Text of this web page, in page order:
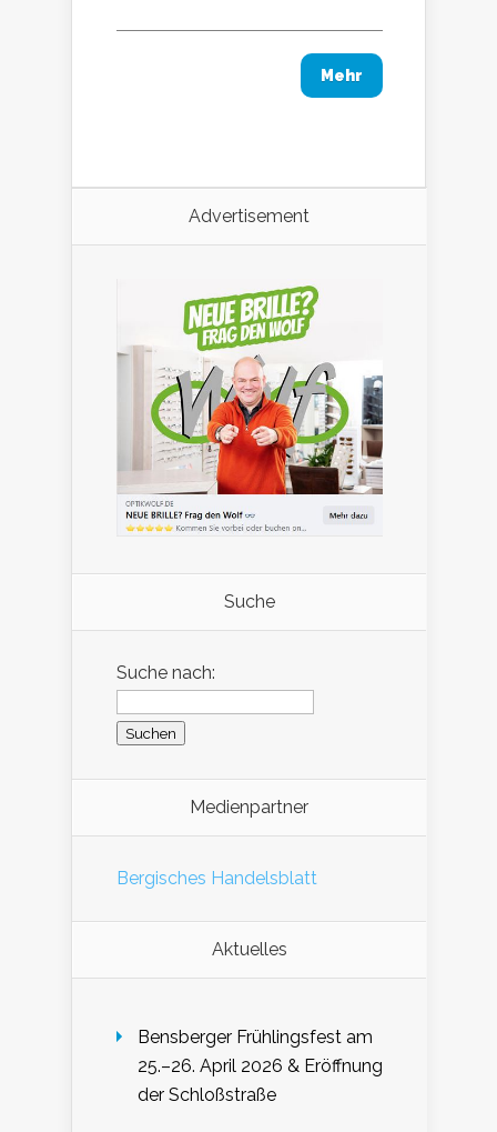
Mehr
Advertisement
Suche
Suche nach:
Medienpartner
Bergisches Handelsblatt
Aktuelles
Bensberger Frühlingsfest am
25.–26. April 2026 & Eröffnung
der Schloßstraße